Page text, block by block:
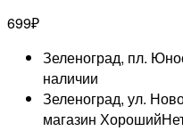
699₽
Зеленоград, пл.
наличии
Зеленоград, ул.
магазин Хороший